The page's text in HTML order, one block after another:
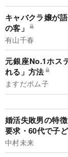
キャバクラ嬢が
の客」
有山千春
元銀座No.1ホス
れる」方法
ますだポム子
婚活失敗男の特
要求・60代で子
中村未来